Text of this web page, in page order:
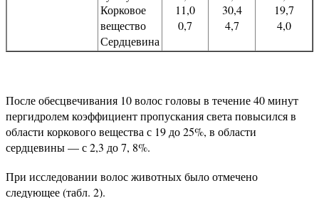
Корковое
вещество
Сердцевина
11,0
0,7
30,4
4,7
19,7
4,0
После обесцвечивания 10 волос головы в течение 40 минут
пергидролем коэффициент пропускания света повысился в
области коркового вещества с 19 до 25%, в области
сердцевины — с 2,3 до 7, 8%.
При исследовании волос животных было отмечено
следующее (табл. 2).